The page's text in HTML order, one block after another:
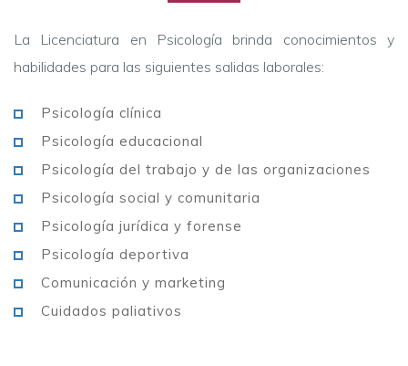
La Licenciatura en Psicología brinda conocimientos y
habilidades para las siguientes salidas laborales:
Psicología clínica
Psicología educacional
Psicología del trabajo y de las organizaciones
Psicología social y comunitaria
Psicología jurídica y forense
Psicología deportiva
Comunicación y marketing
Cuidados paliativos